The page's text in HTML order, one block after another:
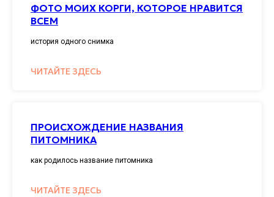
ФОТО МОИХ КОРГИ, КОТОРОЕ НРАВИТСЯ
ВСЕМ
история одного снимка
ЧИТАЙТЕ ЗДЕСЬ
ПРОИСХОЖДЕНИЕ НАЗВАНИЯ
ПИТОМНИКА
как родилось название питомника
ЧИТАЙТЕ ЗДЕСЬ